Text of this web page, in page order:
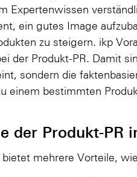
Expertenwissen
ein gutes Image
zu steigern. ikp
der Produkt-PR. Damit
sondern die
einem bestimmten
der Produkt-PR
bietet mehrere Vorteile,